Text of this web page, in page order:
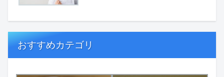
おすすめカテゴリ